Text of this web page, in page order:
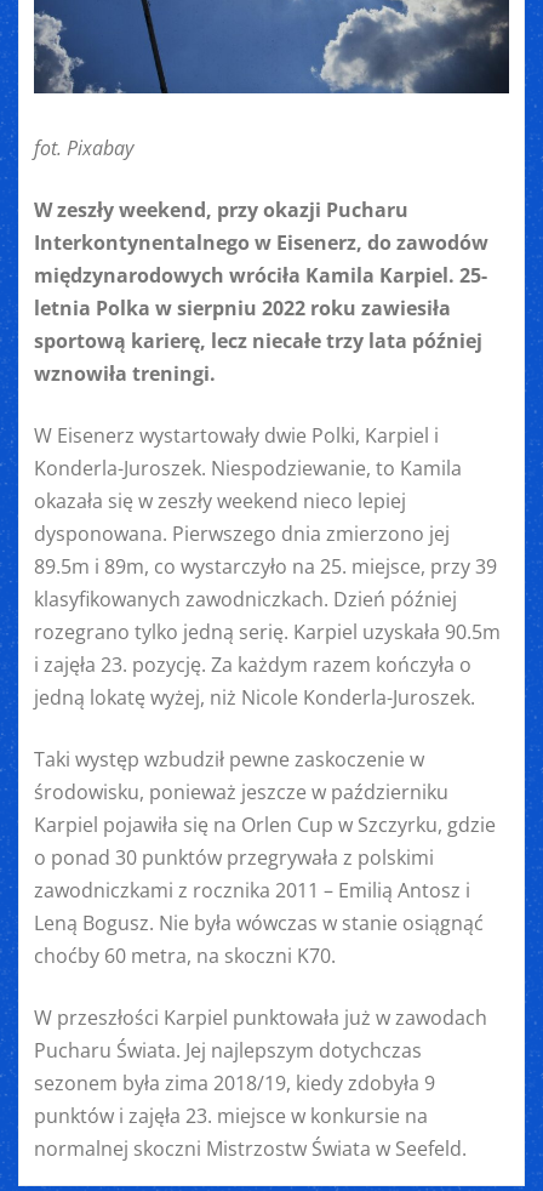
fot. Pixabay
W zeszły weekend, przy okazji Pucharu
Interkontynentalnego w Eisenerz, do zawodów
międzynarodowych wróciła Kamila Karpiel. 25-
letnia Polka w sierpniu 2022 roku zawiesiła
sportową karierę, lecz niecałe trzy lata później
wznowiła treningi.
W Eisenerz wystartowały dwie Polki, Karpiel i
Konderla-Juroszek. Niespodziewanie, to Kamila
okazała się w zeszły weekend nieco lepiej
dysponowana. Pierwszego dnia zmierzono jej
89.5m i 89m, co wystarczyło na 25. miejsce, przy 39
klasyfikowanych zawodniczkach. Dzień później
rozegrano tylko jedną serię. Karpiel uzyskała 90.5m
i zajęła 23. pozycję. Za każdym razem kończyła o
jedną lokatę wyżej, niż Nicole Konderla-Juroszek.
Taki występ wzbudził pewne zaskoczenie w
środowisku, ponieważ jeszcze w październiku
Karpiel pojawiła się na Orlen Cup w Szczyrku, gdzie
o ponad 30 punktów przegrywała z polskimi
zawodniczkami z rocznika 2011 – Emilią Antosz i
Leną Bogusz. Nie była wówczas w stanie osiągnąć
choćby 60 metra, na skoczni K70.
W przeszłości Karpiel punktowała już w zawodach
Pucharu Świata. Jej najlepszym dotychczas
sezonem była zima 2018/19, kiedy zdobyła 9
punktów i zajęła 23. miejsce w konkursie na
normalnej skoczni Mistrzostw Świata w Seefeld.